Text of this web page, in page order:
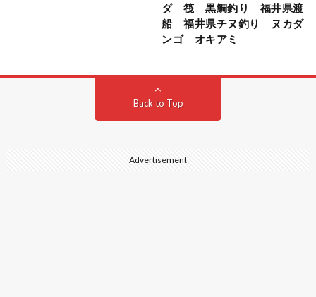
ダ 筏 黒鯛釣り 福井県渡
船 福井県チヌ釣り ヌカダ
ンゴ オキアミ
Back to Top
Advertisement